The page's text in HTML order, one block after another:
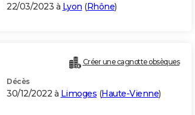
22/03/2023 à Lyon (Rhône)
Créer une cagnotte obsèques
Décès
30/12/2022 à Limoges (Haute-Vienne)